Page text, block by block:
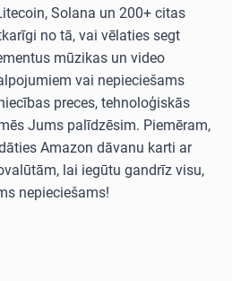
Solana un 200+ citas
no tā, vai vēlaties segt
mūzikas un video
vai nepieciešams
preces, tehnoloģiskās
Jums palīdzēsim. Piemēram,
Amazon dāvanu karti ar
lai iegūtu gandrīz visu,
nepieciešams!